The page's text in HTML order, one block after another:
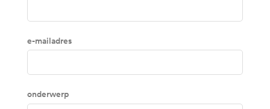
E-mailadres
Onderwerp